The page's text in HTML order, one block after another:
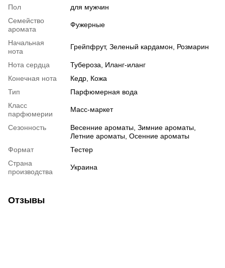
Пол
для мужчин
Семейство
аромата
Фужерные
Начальная
нота
Грейпфрут, Зеленый кардамон, Розмарин
Нота сердца
Тубероза, Иланг-иланг
Конечная нота
Кедр, Кожа
Тип
Парфюмерная вода
Класс
парфюмерии
Масс-маркет
Сезонность
Весенние ароматы, Зимние ароматы,
Летние ароматы, Осенние ароматы
Формат
Тестер
Страна
производства
Украина
Отзывы